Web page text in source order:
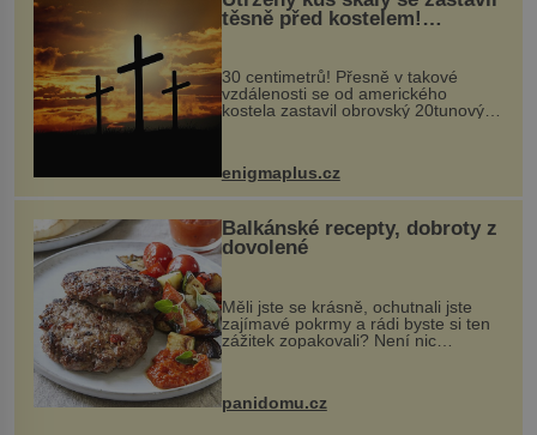
těsně před kostelem!
Ochránila ho boží síla?
30 centimetrů! Přesně v takové
vzdálenosti se od amerického
kostela zastavil obrovský 20tunový
...
enigmaplus.cz
Balkánské recepty, dobroty z
dovolené
Měli jste se krásně, ochutnali jste
zajímavé pokrmy a rádi byste si ten
zážitek zopakovali? Není nic
snazšího. Pljeskavica (10 porcí)
Možná jste ji ochutnali na dovolené v
panidomu.cz